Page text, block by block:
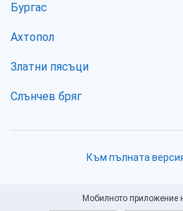
Бургас
Ахтопол
Златни пясъци
Слънчев бряг
Към пълната
Мобилното приложение